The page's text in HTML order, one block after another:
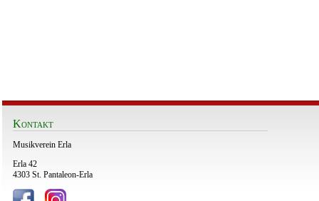
Kontakt
Musikverein Erla
Erla 42
4303 St. Pantaleon-Erla